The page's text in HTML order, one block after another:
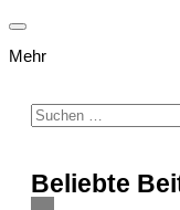
Mehr
Suchen
nach:
Beliebte